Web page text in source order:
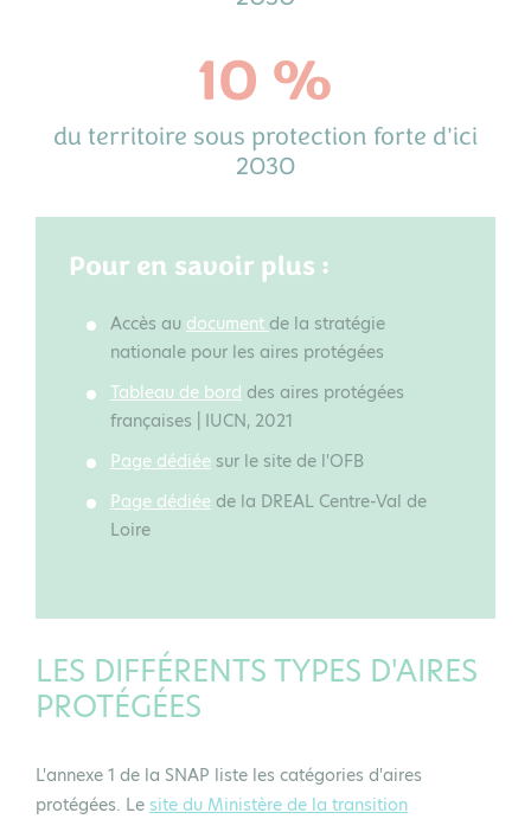
10 %
du territoire sous protection forte d'ici
2030
Pour en savoir plus :
Accès au document de la stratégie
nationale pour les aires protégées
Tableau de bord des aires protégées
françaises | IUCN, 2021
Page dédiée sur le site de l'OFB
Page dédiée de la DREAL Centre-Val de
Loire
LES DIFFÉRENTS TYPES D'AIRES
PROTÉGÉES
L'annexe 1 de la SNAP liste les catégories d'aires
protégées. Le site du Ministère de la transition